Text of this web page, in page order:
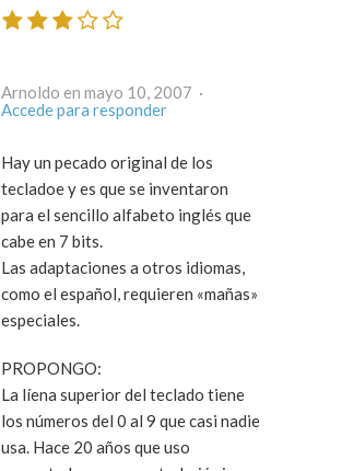
Arnoldo en mayo 10, 2007 ·
Accede para responder
Hay un pecado original de los
tecladoe y es que se inventaron
para el sencillo alfabeto inglés que
cabe en 7 bits.
Las adaptaciones a otros idiomas,
como el español, requieren «mañas»
especiales.
PROPONGO:
La líena superior del teclado tiene
los números del 0 al 9 que casi nadie
usa. Hace 20 años que uso